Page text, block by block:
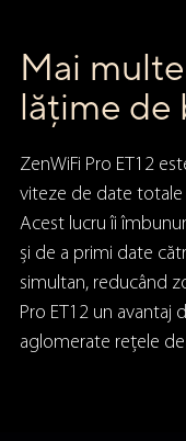
Mai
lățime de
ZenWiFi Pro ET12
viteze de date totale
Acest lucru îi
și de a primi date
simultan, reducând
Pro ET12 un avantaj
aglomerate rețele de